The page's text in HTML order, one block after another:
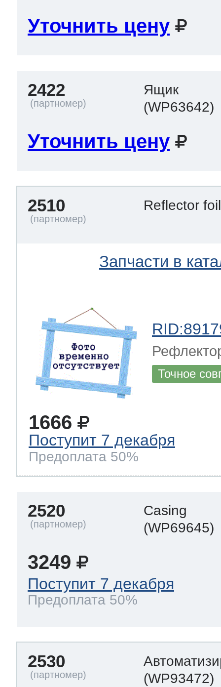
Уточнить цену
2422
Ящик
(WP63642)
Уточнить цену
2510 Reflector
Запчасти в
Точное
1666
Поступит 7 декабря
Предоплата 50%
2520
Casing
(WP69645)
3249
Поступит 7 декабря
Предоплата 50%
2530
(WP93472)